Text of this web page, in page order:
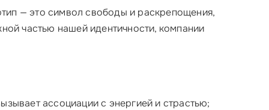
— это символ свободы и раскрепощения,
частью нашей идентичности, компании
ассоциации с энергией и страстью;